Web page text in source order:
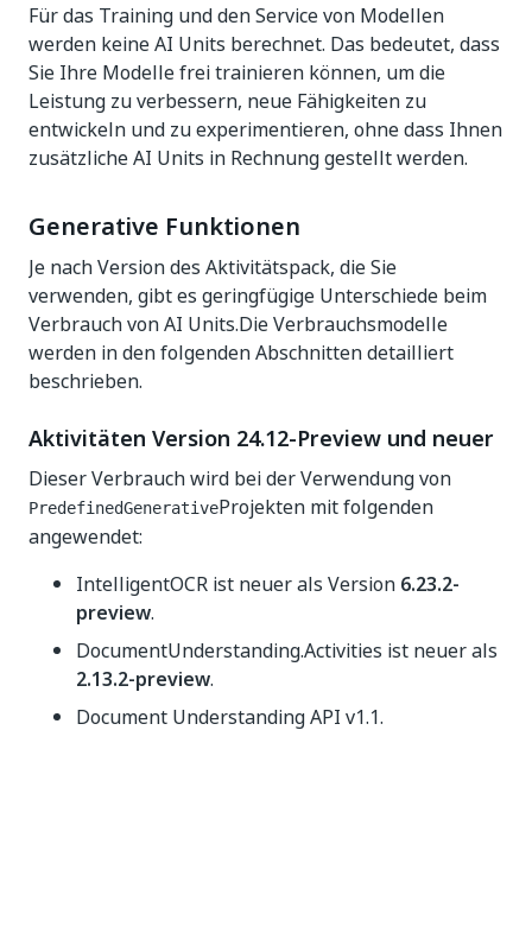
Für das Training und den Service von Modellen
werden keine AI Units berechnet. Das bedeutet, dass
Sie Ihre Modelle frei trainieren können, um die
Leistung zu verbessern, neue Fähigkeiten zu
entwickeln und zu experimentieren, ohne dass Ihnen
zusätzliche AI Units in Rechnung gestellt werden.
Generative Funktionen
Je nach Version des Aktivitätspack, die Sie
verwenden, gibt es geringfügige Unterschiede beim
Verbrauch von AI Units.Die Verbrauchsmodelle
werden in den folgenden Abschnitten detailliert
beschrieben.
Aktivitäten Version 24.12-Preview und neuer
Dieser Verbrauch wird bei der Verwendung von
PredefinedGenerativeProjekten mit folgenden
angewendet:
IntelligentOCR ist neuer als Version 6.23.2-
preview.
DocumentUnderstanding.Activities ist neuer als
2.13.2-preview.
Document Understanding API v1.1.